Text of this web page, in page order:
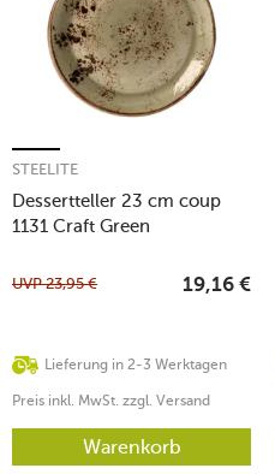
Dessertteller 23 cm coup
1131 Craft Green
STEELITE
Lieferung in 2-3 Werktagen
UVP23,95 € 19,16 €
Preis inkl. MwSt. zzgl. Versand
Warenkorb